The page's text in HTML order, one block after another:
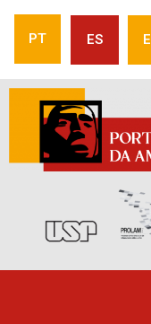
PT ES